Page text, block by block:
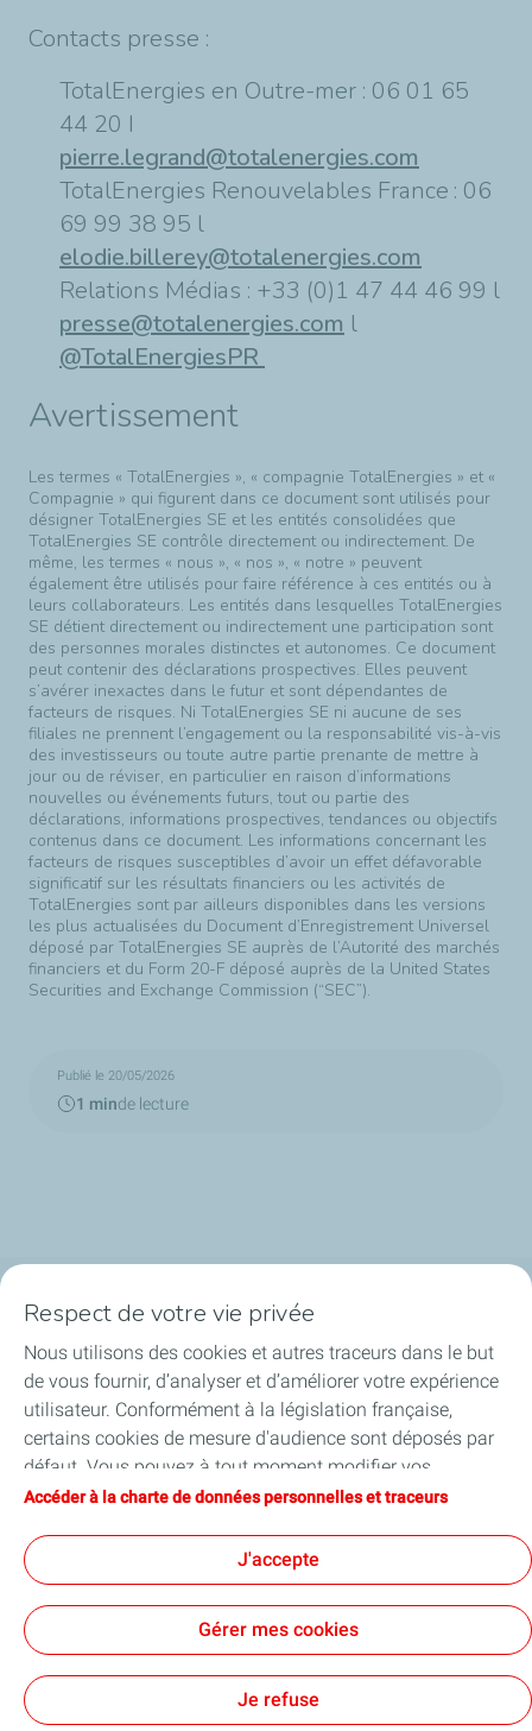
Contacts presse :
TotalEnergies en Outre-mer : 06 01 65
44 20 I
pierre.legrand@totalenergies.com
TotalEnergies Renouvelables France : 06
69 99 38 95 l
elodie.billerey@totalenergies.com
Relations Médias : +33 (0)1 47 44 46 99 l
presse@totalenergies.com l
@TotalEnergiesPR
Avertissement
Les termes « TotalEnergies », « compagnie TotalEnergies » et «
Compagnie » qui figurent dans ce document sont utilisés pour
désigner TotalEnergies SE et les entités consolidées que
TotalEnergies SE contrôle directement ou indirectement. De
même, les termes « nous », « nos », « notre » peuvent
également être utilisés pour faire référence à ces entités ou à
leurs collaborateurs. Les entités dans lesquelles TotalEnergies
SE détient directement ou indirectement une participation sont
des personnes morales distinctes et autonomes. Ce document
peut contenir des déclarations prospectives. Elles peuvent
s’avérer inexactes dans le futur et sont dépendantes de
facteurs de risques. Ni TotalEnergies SE ni aucune de ses
filiales ne prennent l’engagement ou la responsabilité vis-à-vis
des investisseurs ou toute autre partie prenante de mettre à
jour ou de réviser, en particulier en raison d’informations
nouvelles ou événements futurs, tout ou partie des
déclarations, informations prospectives, tendances ou objectifs
contenus dans ce document. Les informations concernant les
facteurs de risques susceptibles d’avoir un effet défavorable
significatif sur les résultats financiers ou les activités de
TotalEnergies sont par ailleurs disponibles dans les versions
les plus actualisées du Document d’Enregistrement Universel
déposé par TotalEnergies SE auprès de l’Autorité des marchés
financiers et du Form 20-F déposé auprès de la United States
Securities and Exchange Commission (“SEC”).
Publié le 20/05/2026
1 minde lecture
La société
Nos métiers
Soyez acteurs
Nos projets
Accessibilité : partiellement conforme
Respect de votre vie privée
Nous utilisons des cookies et autres traceurs dans le but
de vous fournir, d’analyser et d’améliorer votre expérience
utilisateur. Conformément à la législation française,
certains cookies de mesure d'audience sont déposés par
défaut. Vous pouvez à tout moment modifier vos
paramètres de cookies en cliquant sur le bouton « Gérer
vous acceptez le dépôt de l’ensemble des cookies. Dans le
cas où vous cliquez sur « Je refuse », seuls les cookies
techniques nécessaires au bon fonctionnement du site
seront utilisés. Pour plus d’informations, vous pouvez
traceurs ».
Accéder à la charte de données personnelles et traceurs
J'accepte
Gérer mes cookies
Je refuse